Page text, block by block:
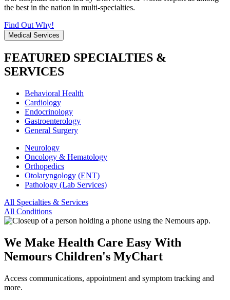
the best in the nation in multi-specialties.
Find Out Why!
Medical Services
FEATURED SPECIALTIES &
SERVICES
Behavioral Health
Cardiology
Endocrinology
Gastroenterology
General Surgery
Neurology
Oncology & Hematology
Orthopedics
Otolaryngology (ENT)
Pathology (Lab Services)
All Specialties & Services
All Conditions
We Make Health Care Easy With
Nemours Children's MyChart
Access communications, appointment and symptom tracking and
more.